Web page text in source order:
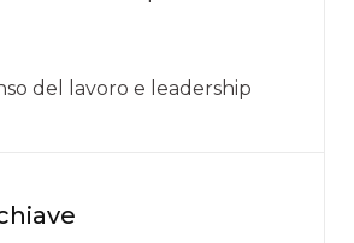
del lavoro e leadership